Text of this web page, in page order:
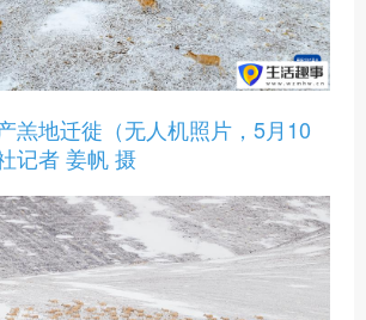
地迁徙（无人机照片，5月10
记者 姜帆 摄